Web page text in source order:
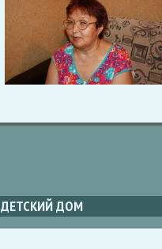
ДЕТСКИЙ ДОМ